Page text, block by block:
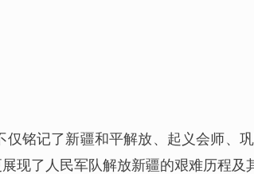
仅铭记了新疆和平解放、起义会师、
现了人民军队解放新疆的艰难历程及